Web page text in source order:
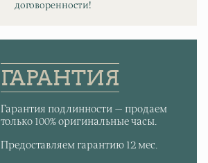
договоренности!
ГАРАНТИЯ
Гарантия подлинности — продаем
только 100% оригинальные часы.
Предоставляем гарантию 12 мес.